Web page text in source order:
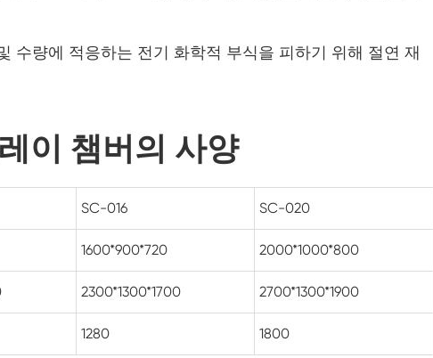
댐프 열 챔버
PV 열화 시험 챔버
컨디셔닝 챔버
건조 오븐
온도 챔버
수량에 적응하는 전기 화학적 부식을 피하기 위해 절연 재
이 챔버의 사양
SC-016 SC-020
1600*900*720 2000*1000*800
2300*1300*1700 2700*1300*1900
1280 1800